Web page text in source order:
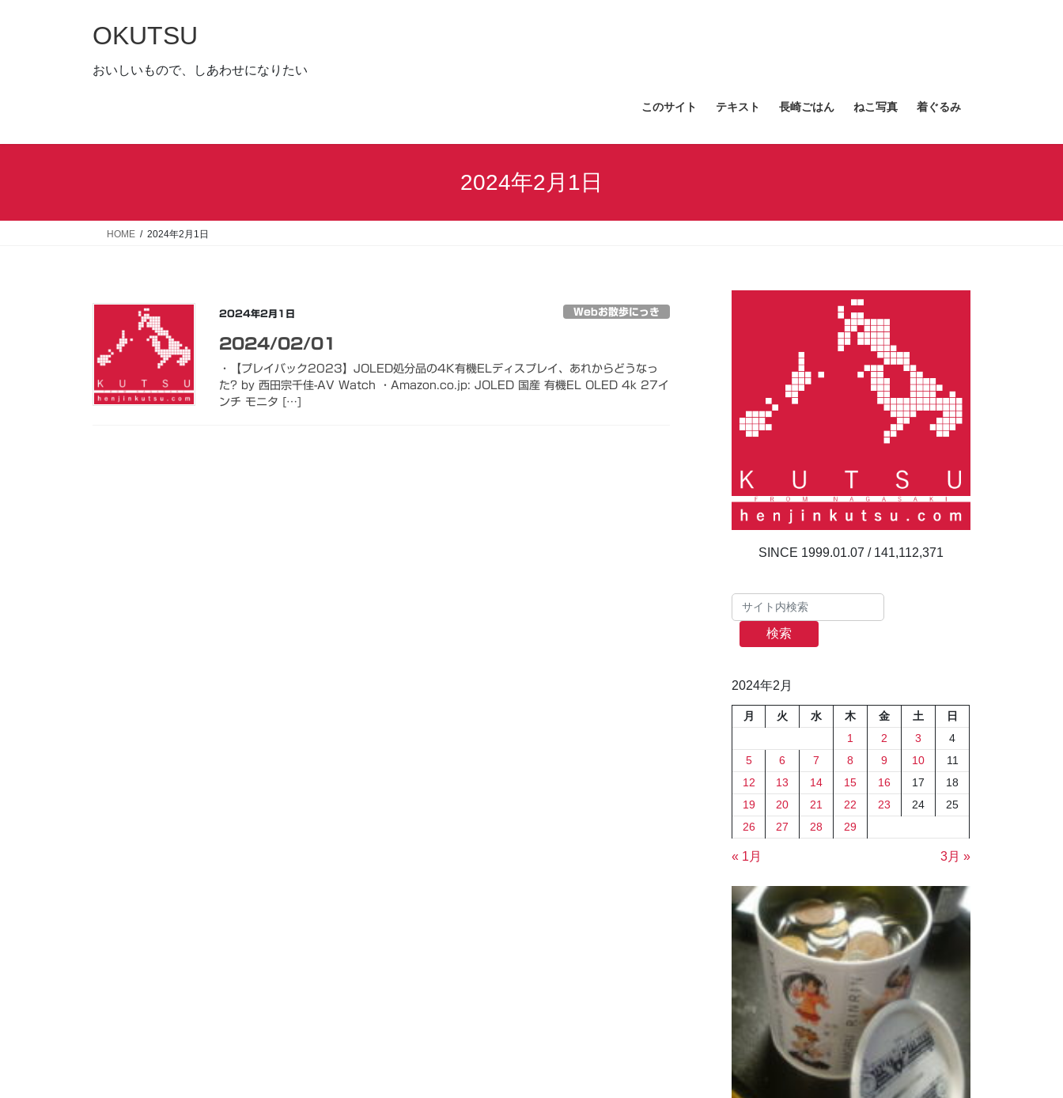
キ
に
OKUTSU
おいしいもので、しあわせになりたい
このサイト テキスト 長崎ごはん ねこ写真 着ぐるみ
2024年2月1日
HOME 2024年2月1日
2024年2月1日 Webお散歩にっき
2024/02/01
・【プレイバック2023】JOLED処分品の4K有機ELディスプレイ、あれからどうなっ
た? by 西田宗千佳-AV Watch ・Amazon.co.jp: JOLED 国産 有機EL OLED 4k 27イ
ンチ モニタ […]
141,112,371
検索
2024年2月
月 火 水 木 金 土
日
1
2 3
4
5
6 7 8 9 10
11
12
13 14 15 16 17
18
19
20 21 22 23 24
25
26
27 28 29
« 1月 3月 »